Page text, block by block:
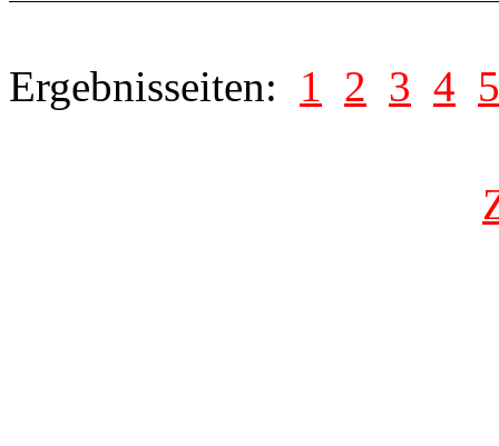
Ergebnisseiten: 1 2 3 4 5